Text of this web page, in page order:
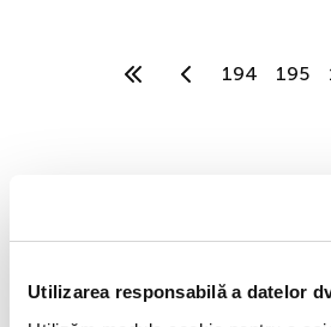
Utilizarea responsabilă a datelor
194 195
Eleving Group fondat în 2012.